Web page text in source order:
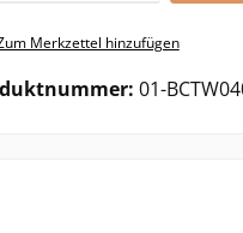
Merkzettel hinzufügen
01-